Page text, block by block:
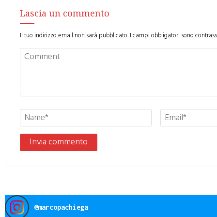
Lascia un commento
Il tuo indirizzo email non sarà pubblicato.I campi obbligatori sono
@marcopachiega